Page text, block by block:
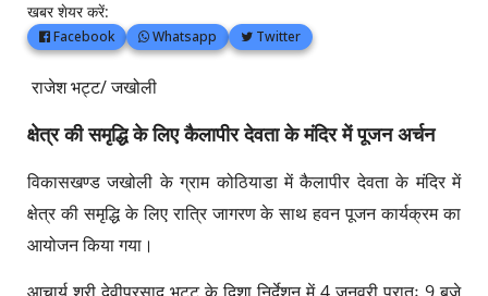
खबर शेयर करें:
Facebook Whatsapp Twitter
राजेश भट्ट/ जखोली
क्षेत्र की समृद्धि के लिए कैलापीर देवता के मंदिर में पूजन अर्चन
विकासखण्ड जखोली के ग्राम कोठियाडा में कैलापीर देवता के मंदिर में
क्षेत्र की समृद्धि के लिए रात्रि जागरण के साथ हवन पूजन कार्यक्रम का
आयोजन किया गया।